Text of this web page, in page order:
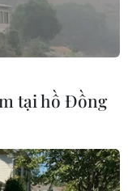
(TTXVN)
tại hồ Đồng